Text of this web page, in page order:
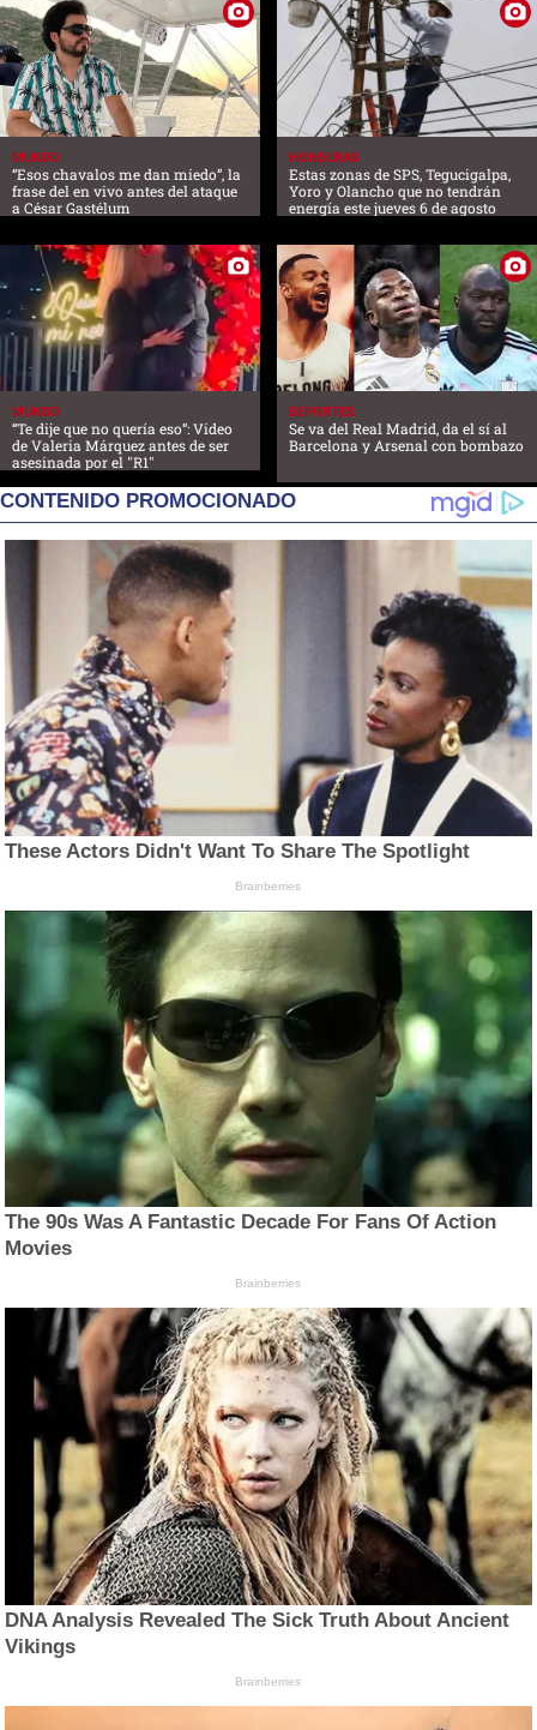
MUNDO
“Esos chavalos me dan miedo”, la
frase del en vivo antes del ataque
a César Gastélum
HONDURAS
Estas zonas de SPS, Tegucigalpa,
Yoro y Olancho que no tendrán
energía este jueves 6 de agosto
MUNDO
“Te dije que no quería eso”: Video
de Valeria Márquez antes de ser
asesinada por el "R1"
DEPORTES
Se va del Real Madrid, da el sí al
Barcelona y Arsenal con bombazo
CONTENIDO PROMOCIONADO
These Actors Didn't Want To Share The Spotlight
Brainberries
The 90s Was A Fantastic Decade For Fans Of Action
Movies
Brainberries
DNA Analysis Revealed The Sick Truth About Ancient
Vikings
Brainberries